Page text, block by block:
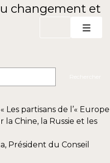
changement et
partisans de l’« Europe
Chine, la Russie et les
Président du Conseil